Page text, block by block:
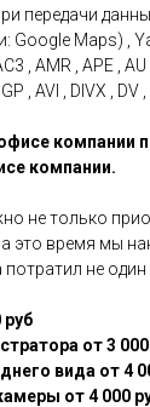
передачи
Google Maps) ,
, AMR , APE , AU
, AVI , DIVX , DV
компании
компании.
не только
это время мы
потратил не
руб
от 3 000
вида от 4
от 4 000